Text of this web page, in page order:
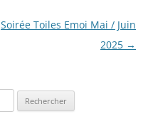
Soirée Toiles Emoi Mai / Juin
2025 →